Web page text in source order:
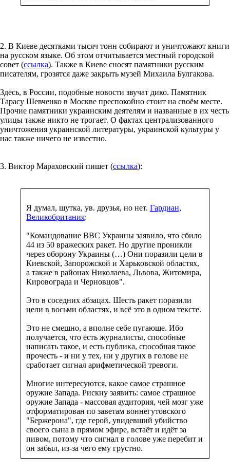
2. В Киеве десятками тысяч тонн собирают и уничтожают книги
на русском языке. Об этом отчитывается местный городской
совет (ссылка). Также в Киеве сносят памятники русским
писателям, грозятся даже закрыть музей Михаила Булгакова.
Здесь, в России, подобные новости звучат дико. Памятник
Тарасу Шевченко в Москве преспокойно стоит на своём месте.
Прочие памятники украинским деятелям и названные в их честь
улицы также никто не трогает. О фактах централизованного
уничтожения украинской литературы, украинской культуры у
нас также ничего не известно.
3. Виктор Мараховский пишет (ссылка):
Я думал, шутка, ув. друзья, но нет. Гардиан,
Великобритания:
"Командование ВВС Украины заявило, что сбило
44 из 50 вражеских ракет. Но другие проникли
через оборону Украины (…) Они поразили цели в
Киевской, Запорожской и Харьковской областях,
а также в районах Николаева, Львова, Житомира,
Кировограда и Черновцов".
Это в соседних абзацах. Шесть ракет поразили
цели в восьми областях, и всё это в одном тексте.
Это не смешно, а вполне себе пугающе. Ибо
получается, что есть журналисты, способные
написать такое, и есть публика, способная такое
прочесть - и ни у тех, ни у других в голове не
сработает сигнал арифметической тревоги.
Многие интересуются, какое самое страшное
оружие Запада. Рискну заявить: самое страшное
оружие Запада - массовая аудитория, чей мозг уже
отформатирован по заветам воннегутовского
"Бержерона", где герой, увидевший убийство
своего сына в прямом эфире, встаёт и идёт за
пивом, потому что сигнал в голове уже перебит и
он забыл, из-за чего ему грустно.